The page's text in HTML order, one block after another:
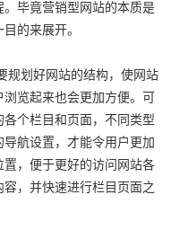
毕竟营销型网站的本质是
的来展开。
规划好网站的结构，使网站
览起来也会更加方便。可
个栏目和页面，不同类型
航设置，才能令用户更加
，便于更好的访问网站各
，并快速进行栏目页面之